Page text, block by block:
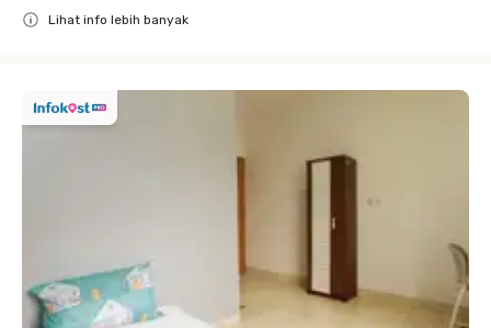
Lihat info lebih banyak